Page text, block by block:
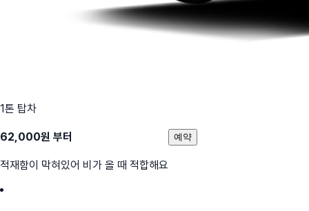
1톤 탑차
62,000원 부터
적재함이 막혀있어 비가 올 때 적합해요
예약